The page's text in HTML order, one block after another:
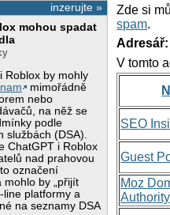
inzerujte »
mohou spadat
Roblox by mohly
mimořádně
nebo
na něž se
podle
službách (DSA).
ChatGPT i Roblox
nad prahovou
označení
mohlo by „přijít
line platformy a
na seznamy DSA
Zde si
spam.
V tomto
SEO
Guest
Moz
Authority